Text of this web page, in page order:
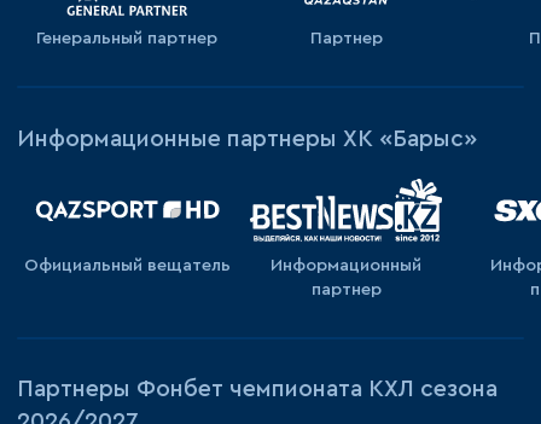
Генеральный партнер Партнер
Информационные партнеры ХК «Барыс»
Официальный вещатель
Информационный
партнер
Партнеры Фонбет чемпионата КХЛ сезона